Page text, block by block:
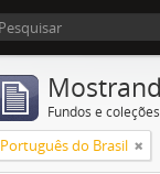
Fundos e coleções
Português do Brasil